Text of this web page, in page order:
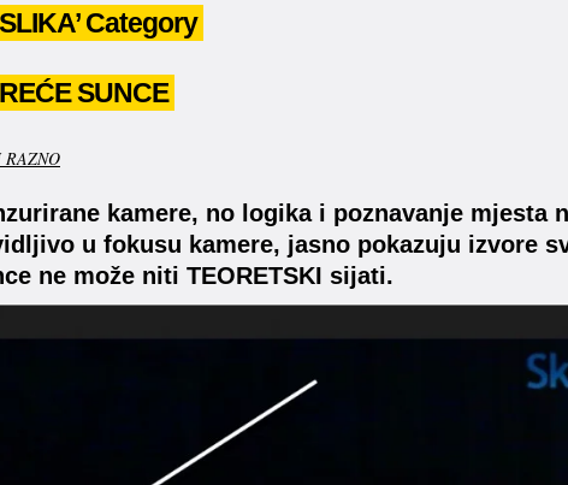
Category
SUNCE
kamere, no logika i poznavanje mjesta
u fokusu kamere, jasno pokazuju izvore
ne može niti TEORETSKI sijati.